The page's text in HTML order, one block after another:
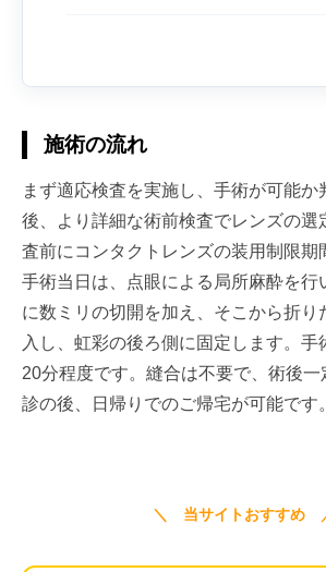
施術の流れ
まず適応検査を実施し、手術が可能か
後、より詳細な術前検査でレンズの選
査前にコンタクトレンズの装用制限期
手術当日は、点眼による局所麻酔を行
に数ミリの切開を加え、そこから折り
入し、虹彩の後ろ側に固定します。手
20分程度です。縫合は不要で、術後
診の後、日帰りでのご帰宅が可能です。
＼ 当サイトおすすめ